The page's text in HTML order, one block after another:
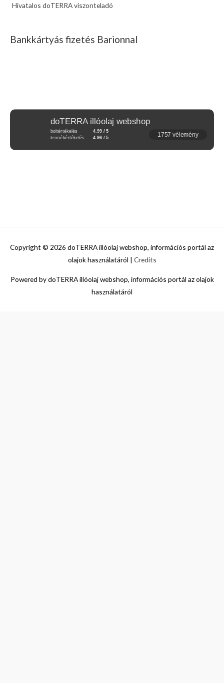
Hivatalos doTERRA viszonteladó
Bankkártyás fizetés Barionnal
doTERRA illóolaj webshop
boltértékelés
4.99 / 5
termékértékelés
4.96 / 5 1757 vélemény
Copyright © 2026 doTERRA illóolaj webshop, információs portál az
olajok használatáról | Credits
Powered bydoTERRA illóolaj webshop, információs portál az olajok
használatáról